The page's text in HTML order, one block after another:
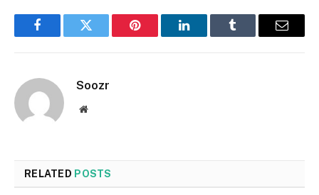
FacebookTwitter Pinterest LinkedInTumblr Email
Soozr
Website
RELATED POSTS